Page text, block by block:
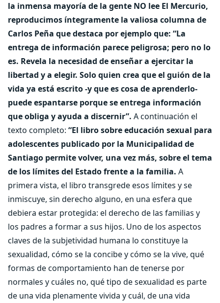
la inmensa mayoría de la gente NO lee El Mercurio,
reproducimos íntegramente la valiosa columna de
Carlos Peña que destaca por ejemplo que: “La
entrega de información parece peligrosa; pero no lo
es. Revela la necesidad de enseñar a ejercitar la
libertad y a elegir. Solo quien crea que el guión de la
vida ya está escrito -y que es cosa de aprenderlo-
puede espantarse porque se entrega información
que obliga y ayuda a discernir”. A continuación el
texto completo: “El libro sobre educación sexual para
adolescentes publicado por la Municipalidad de
Santiago permite volver, una vez más, sobre el tema
de los límites del Estado frente a la familia. A
primera vista, el libro transgrede esos límites y se
inmiscuye, sin derecho alguno, en una esfera que
debiera estar protegida: el derecho de las familias y
los padres a formar a sus hijos. Uno de los aspectos
claves de la subjetividad humana lo constituye la
sexualidad, cómo se la concibe y cómo se la vive, qué
formas de comportamiento han de tenerse por
normales y cuáles no, qué tipo de sexualidad es parte
de una vida plenamente vivida y cuál, de una vida